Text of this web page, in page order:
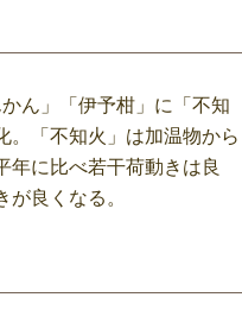
ん」「伊予柑」に「不知
。「不知火」は加温物から
に比べ若干荷動きは良
良くなる。